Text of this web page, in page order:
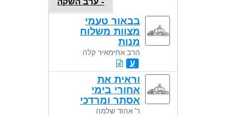
בבאור טעמי
מצוות משלוח
מנות
הרב אחימאיר קלה
ע
וראית את
אחורי בימי
אסתר ומרדכי
ר' אהוד שלמה